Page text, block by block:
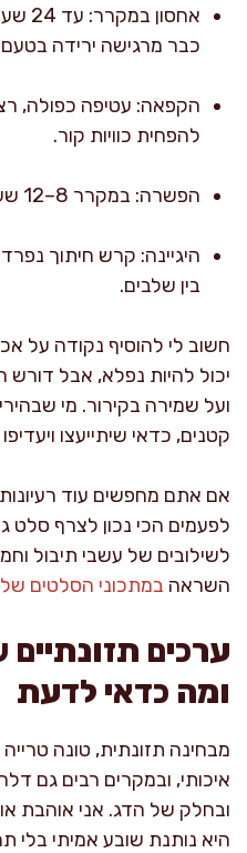
כבר מרגישה ירידה
הקפאה: עטיפה כפולה,
להפחית כוויות קור.
הפשרה: במקרר 8–12 שעות, תלוי בעובי הנתח.
היגיינה: קרש חיתוך נפרד
בין שלבים.
חשוב לי להוסיף נקודה על
יכול להיות נפלא, אבל
ועל שמירה בקירור. מי
קטנים, כדאי שיתייעצו
אם אתם מחפשים עוד
לפעמים הכי נכון לצרף סלט
לשילובים של עשבי תיבול
השראה במתכוני הסלטים
ערכים תזונתיים
ומה כדאי לדעת
מבחינה תזונתית, טונה
איכותי, ובמקרים רבים גם
ובחלק של הדג. אני אוהבת
היא נותנת שובע אמיתי בלי